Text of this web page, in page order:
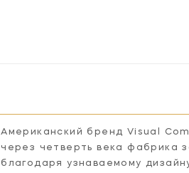
Американский бренд Visual
через четверть века фабрика
благодаря узнаваемому